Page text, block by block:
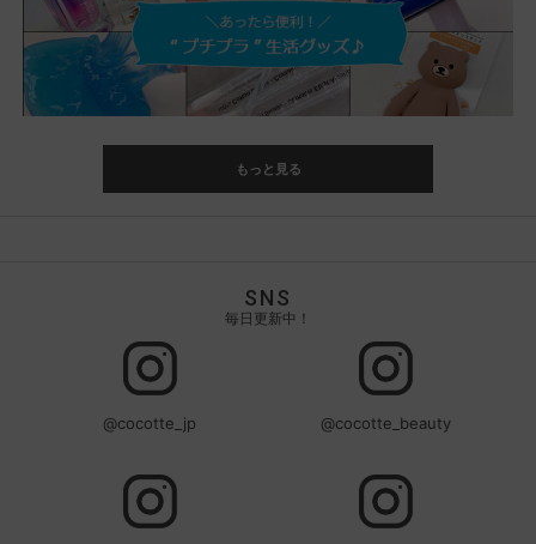
もっと見る
SNS
毎日更新中！
@cocotte_jp @cocotte_beauty